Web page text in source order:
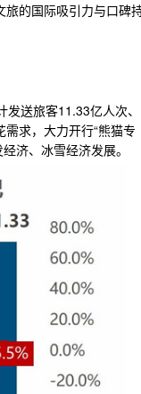
的国际吸引力与口碑
送旅客11.33亿人次、
求，大力开行“熊猫专
济、冰雪经济发展。